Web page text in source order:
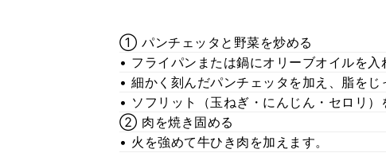
① パンチェッタと野菜を炒める
• フライパンまたは鍋にオリーブオイルを入
• 細かく刻んだパンチェッタを加え、脂をじ
• ソフリット（玉ねぎ・にんじん・セロリ）
② 肉を焼き固める
• 火を強めて牛ひき肉を加えます。